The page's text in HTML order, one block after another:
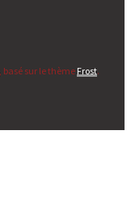
, basé sur le thème Frost.